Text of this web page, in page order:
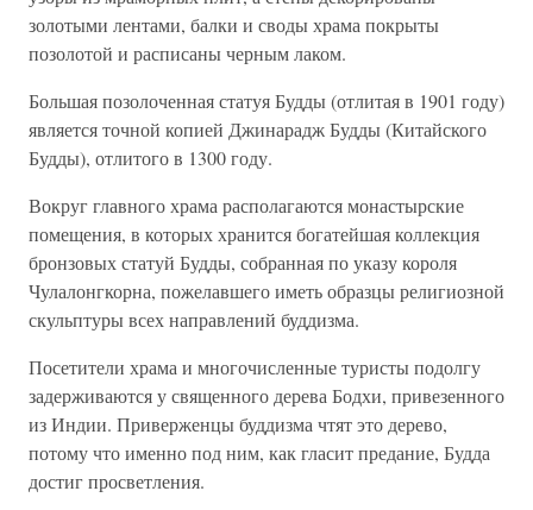
золотыми лентами, балки и своды храма покрыты
позолотой и расписаны черным лаком.
Большая позолоченная статуя Будды (отлитая в 1901 году)
является точной копией Джинарадж Будды (Китайского
Будды), отлитого в 1300 году.
Вокруг главного храма располагаются монастырские
помещения, в которых хранится богатейшая коллекция
бронзовых статуй Будды, собранная по указу короля
Чулалонгкорна, пожелавшего иметь образцы религиозной
скульптуры всех направлений буддизма.
Посетители храма и многочисленные туристы подолгу
задерживаются у священного дерева Бодхи, привезенного
из Индии. Приверженцы буддизма чтят это дерево,
потому что именно под ним, как гласит предание, Будда
достиг просветления.